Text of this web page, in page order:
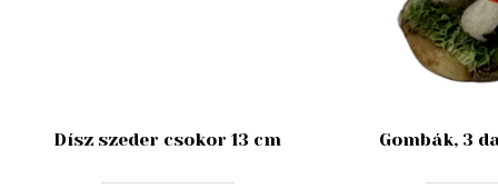
Dísz szeder csokor 13 cm Gombák, 3